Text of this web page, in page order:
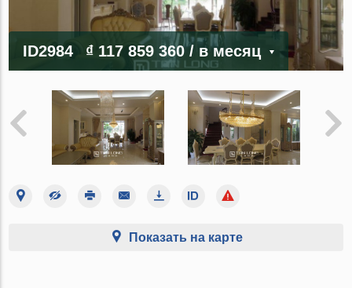
ID2984 ₫ 117 859 360/ в месяц
Показать на карте